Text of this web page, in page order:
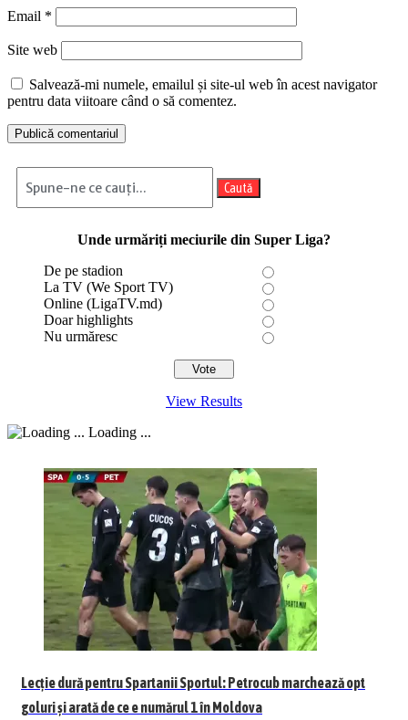
Email *
Site web
Salvează-mi numele, emailul și site-ul web în acest navigator
pentru data viitoare când o să comentez.
Caută
Unde urmăriți meciurile din Super Liga?
De pe stadion
La TV (We Sport TV)
Online (LigaTV.md)
Doar highlights
Nu urmăresc
View Results
Loading ...
Lecție dură pentru Spartanii Sportul: Petrocub marchează opt
goluri și arată de ce e numărul 1 în Moldova